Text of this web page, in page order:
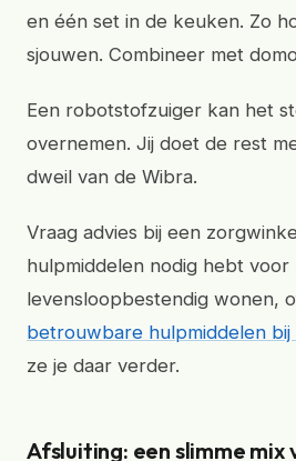
en één set in de keuken. Zo
sjouwen. Combineer met
Een robotstofzuiger kan het
overnemen. Jij doet de rest
dweil van de Wibra.
Vraag advies bij een
hulpmiddelen nodig hebt
levensloopbestendig wonen,
betrouwbare hulpmiddelen bij
ze je daar verder.
Afsluiting: een slimme